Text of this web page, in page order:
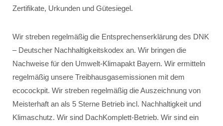
Zertifikate, Urkunden und Gütesiegel.
Wir streben regelmäßig die Entsprechenserklärung des DNK
– Deutscher Nachhaltigkeitskodex an. Wir bringen die
Nachweise für den Umwelt-Klimapakt Bayern. Wir ermitteln
regelmäßig unsere Treibhausgasemissionen mit dem
ecocockpit. Wir streben regelmäßig die Auszeichnung von
Meisterhaft an als 5 Sterne Betrieb incl. Nachhaltigkeit und
Klimaschutz. Wir sind DachKomplett-Betrieb. Wir sind ein